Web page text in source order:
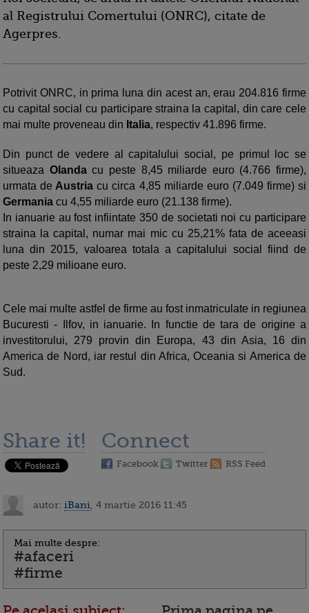
al Registrului Comertului (ONRC), citate de
Agerpres.
Potrivit ONRC, in prima luna din acest an, erau 204.816 firme
cu capital social cu participare straina la capital, din care cele
mai multe proveneau din Italia, respectiv 41.896 firme.
Din punct de vedere al capitalului social, pe primul loc se
situeaza Olandacu peste 8,45 miliarde euro (4.766 firme),
urmata de Austria cu circa 4,85 miliarde euro (7.049 firme) si
Germania cu 4,55 miliarde euro (21.138 firme).
In ianuarie au fost infiintate 350 de societati noi cu participare
straina la capital, numar mai mic cu 25,21% fata de aceeasi
luna din 2015, valoarea totala a capitalului social fiind de
peste 2,29 milioane euro.
Cele mai multe astfel de firme au fost inmatriculate in regiunea
Bucuresti - Ilfov, in ianuarie. In functie de tara de origine a
investitorului, 279 provin din Europa, 43 din Asia, 16 din
America de Nord, iar restul din Africa, Oceania si America de
Sud.
Share it! Connect
Facebook Twitter RSS Feed
autor: iBani , 4 martie 2016 11:45
Mai multe despre:
#afaceri
#firme